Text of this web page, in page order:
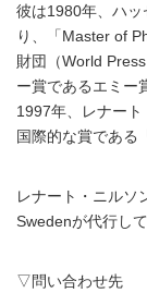
彼は1980年、ハッ
り、「Master of
財団（World
ー賞であるエミー
1997年、レナー
国際的な賞である
レナート・ニルソ
Swedenが代行して
▽問い合わせ先